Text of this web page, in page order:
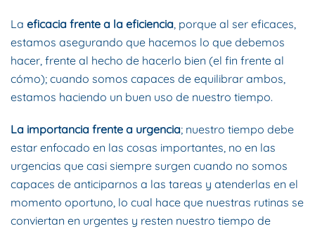
La eficacia frente a la eficiencia, porque al ser eficaces,
estamos asegurando que hacemos lo que debemos
hacer, frente al hecho de hacerlo bien (el fin frente al
cómo); cuando somos capaces de equilibrar ambos,
estamos haciendo un buen uso de nuestro tiempo.
La importancia frente a urgencia; nuestro tiempo debe
estar enfocado en las cosas importantes, no en las
urgencias que casi siempre surgen cuando no somos
capaces de anticiparnos a las tareas y atenderlas en el
momento oportuno, lo cual hace que nuestras rutinas se
conviertan en urgentes y resten nuestro tiempo de